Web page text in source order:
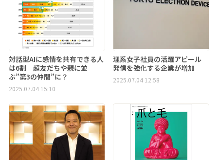
対話型AIに感情を共有できる人
は6割 超友だちや親に並
ぶ”第3の仲間”に？
2025.07.04 15:10
理系女子社員の活躍アピール
発信を強化する企業が増加
2025.07.04 12:58